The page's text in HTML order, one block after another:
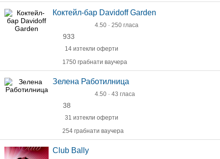
Коктейл-бар Davidoff Garden
4.50 · 250 гласа
933
14 изтекли оферти
1750 грабнати ваучера
Зелена Работилница
4.50 · 43 гласа
38
31 изтекли оферти
254 грабнати ваучера
Club Bally